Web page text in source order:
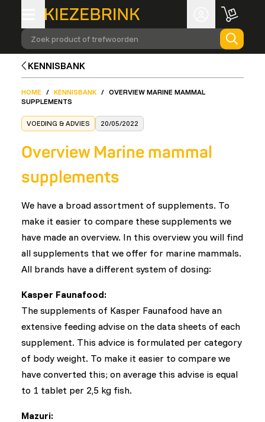
Zoek product of trefwoorden
KENNISBANK
HOME / KENNISBANK / OVERVIEW MARINE MAMMAL
SUPPLEMENTS
VOEDING & ADVIES 20/05/2022
Overview Marine mammal
supplements
We have a broad assortment of supplements. To
make it easier to compare these supplements we
have made an overview. In this overview you will find
all supplements that we offer for marine mammals.
All brands have a different system of dosing:
Kasper Faunafood:
The supplements of Kasper Faunafood have an
extensive feeding advise on the data sheets of each
supplement. This advice is formulated per category
of body weight. To make it easier to compare we
have converted this; on average this advise is equal
to 1 tablet per 2,5 kg fish.
Mazuri: